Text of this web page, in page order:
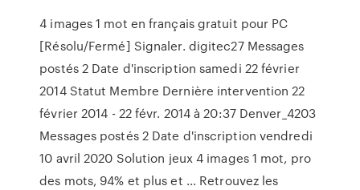
4 images 1 mot en français gratuit pour PC
[Résolu/Fermé] Signaler. digitec27 Messages
postés 2 Date d'inscription samedi 22 février
2014 Statut Membre Dernière intervention 22
février 2014 - 22 févr. 2014 à 20:37 Denver_4203
Messages postés 2 Date d'inscription vendredi
10 avril 2020 Solution jeux 4 images 1 mot, pro
des mots, 94% et plus et ... Retrouvez les